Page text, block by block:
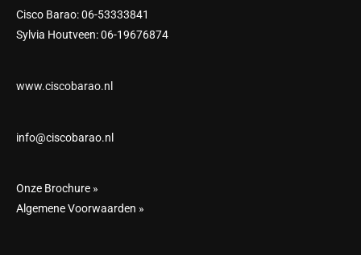
Cisco Barao: 06-53333841
Sylvia Houtveen: 06-19676874
www.ciscobarao.nl
info@ciscobarao.nl
Onze Brochure »
Algemene Voorwaarden »